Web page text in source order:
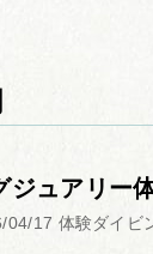
ジュアリー
04/17 体験ダイビ